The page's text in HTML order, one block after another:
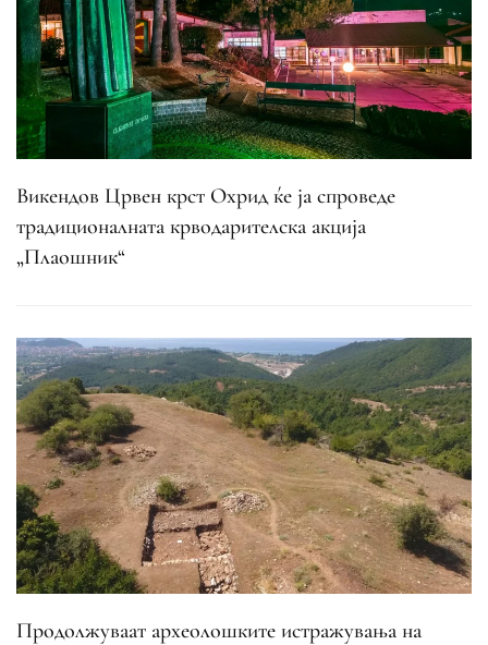
Викендов Црвен крст Охрид ќе ја спроведе
традиционалната крводарителска акција
„Плаошник“
Продолжуваат археолошките истражувања на